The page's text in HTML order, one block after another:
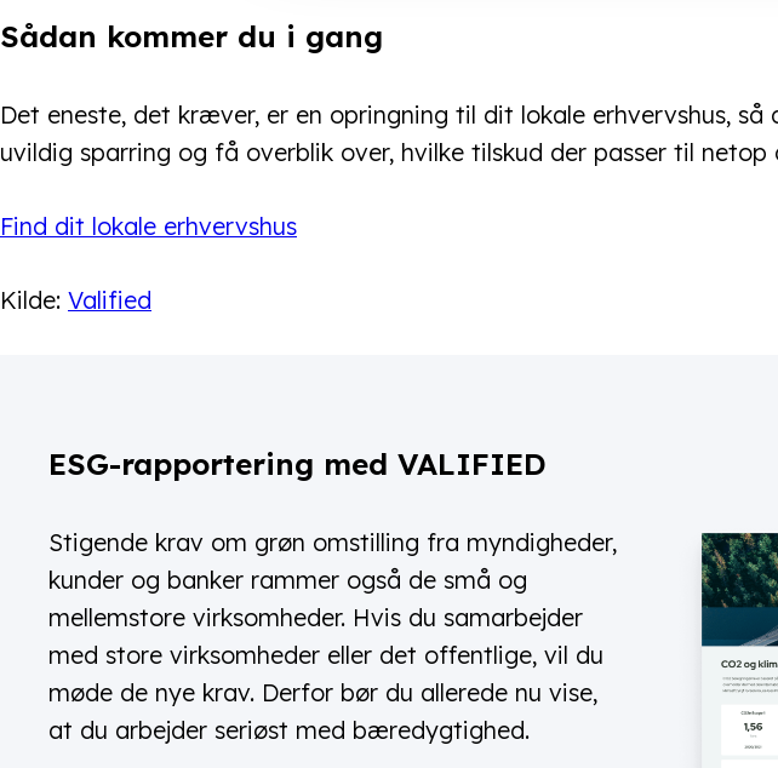
Sådan kommer du i gang
Det eneste, det kræver, er en opringning til dit lokale erhvervshus, så
uvildig sparring og få overblik over, hvilke tilskud der passer til netop
Find dit lokale erhvervshus
Kilde: Valified
ESG-rapportering med VALIFIED
Stigende krav om grøn omstilling fra myndigheder,
kunder og banker rammer også de små og
mellemstore virksomheder. Hvis du samarbejder
med store virksomheder eller det offentlige, vil du
møde de nye krav. Derfor bør du allerede nu vise,
at du arbejder seriøst med bæredygtighed.